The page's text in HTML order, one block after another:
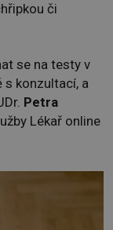
či
se na testy v
s konzultací, a
Petra
Lékař online